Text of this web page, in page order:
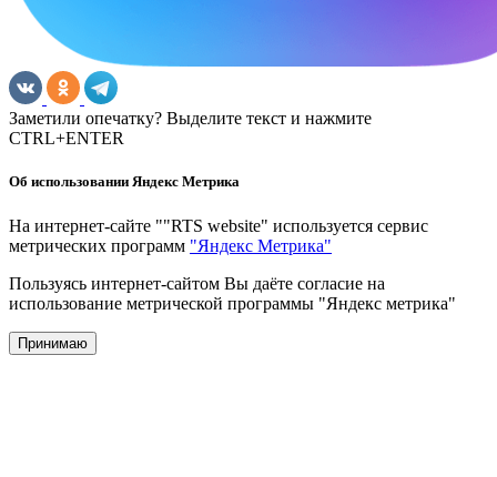
Заметили опечатку? Выделите текст и нажмите
CTRL+ENTER
Об использовании Яндекс Метрика
На интернет-сайте ""RTS website" используется сервис
метрических программ "Яндекс Метрика"
Пользуясь интернет-сайтом Вы даёте согласие на
использование метрической программы "Яндекс метрика"
Принимаю